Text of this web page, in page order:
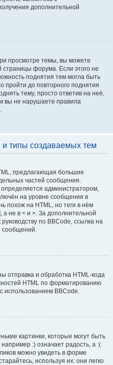
дополнительной
просмотре темы, вы можете
страницы форума. Если этого не
поднятия тем могла быть
пройти до повторного поднятия
тему, просто ответив на неё,
вы не нарушаете правила
типы создаваемых тем
предлагающая большие
частей сообщения.
администратором,
на уровне сообщения в
похож на HTML, но теги в нём
а не в < и >. За дополнительной
по BBCode, ссылка на
сообщений.
отправка и обработка HTML-кода
HTML по форматированию
использованием BBCode.
картинки, которые могут быть
:) означает радость, а :(
можно увидеть в форме
используя их: они легко